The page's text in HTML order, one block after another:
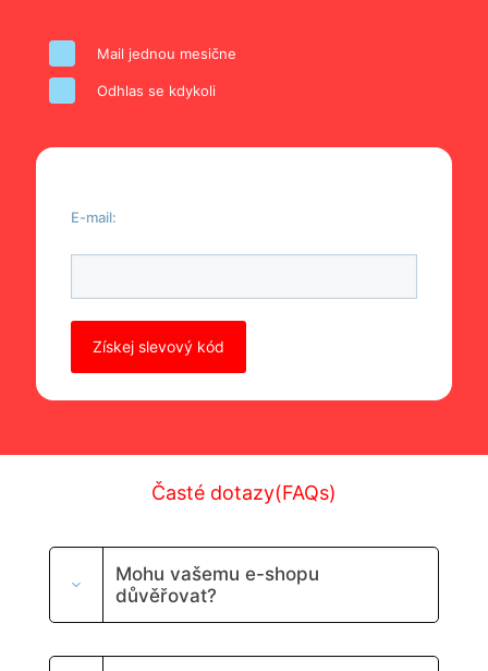
Mail jednou mesične
Odhlas se kdykoli
E-mail:
e
e
o
e
Časté dotazy(FAQs)
Mohu vašemu e-shopu
důvěřovat?